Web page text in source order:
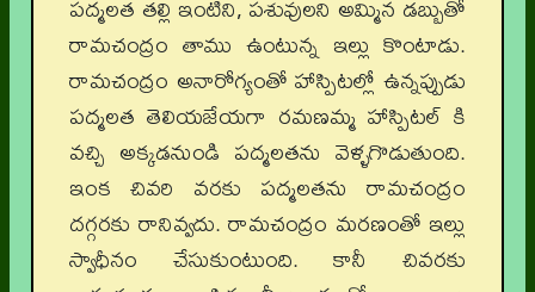
పద్మలత తల్లి ఇంటిని, పశువులని అమ్మిన డబ్బుతో
రామచంద్రం తాము ఉంటున్న ఇల్లు కొంటాడు.
రామచంద్రం అనారోగ్యంతో హాస్పిటల్లో ఉన్నప్పుడు
పద్మలత తెలియజేయగా రమణమ్మ హాస్పిటల్ కి
వచ్చి అక్కడనుండి పద్మలతను వెళ్ళగొడుతుంది.
ఇంక చివరి వరకు పద్మలతను రామచంద్రం
దగ్గరకు రానివ్వదు. రామచంద్రం మరణంతో ఇల్లు
స్వాధీనం చేసుకుంటుంది. కానీ చివరకు